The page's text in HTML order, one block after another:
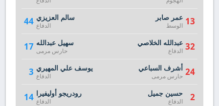
44 سالم العزيزي
الدفاع
17 سهيل عبدالله
حارس مرمى
3 يوسف علي المهيري
الدفاع
14 رودريجو أوليفيرا
الدفاع
13 عمر صابر
الوسط
32 عبدالله الخلاصي
الدفاع
24 أشرف السباعي
حارس مرمى
2 حسين جميل
الدفاع